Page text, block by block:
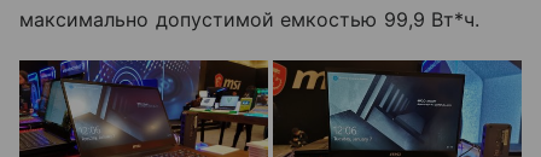
максимально допустимой емкостью 99,9 Вт*ч.